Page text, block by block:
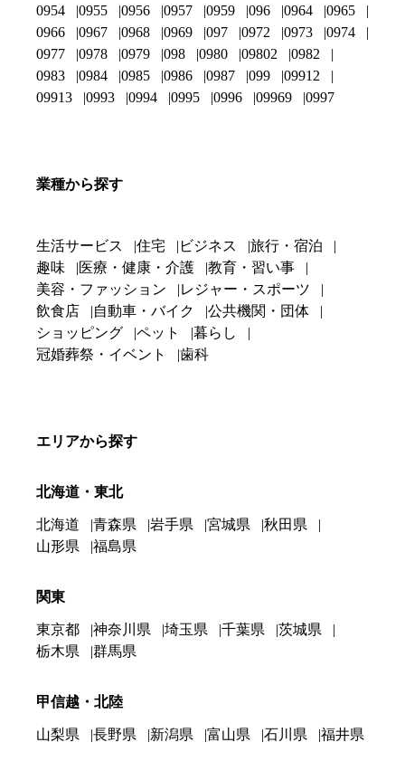
0954
0955 0956 0957 0959 096 0964
0965
0966
0967 0968 0969 097 0972 0973
0974
0977
0978 0979 098 0980 09802
0982
0983
0984 0985 0986 0987 099
09912
09913
0993 0994 0995 0996 09969 0997
業種から探す
生活サービス 住宅 ビジネス
旅行・宿泊
趣味
医療・健康・介護
教育・習い事
美容・ファッション
レジャー・スポーツ
飲食店
自動車・バイク
公共機関・団体
ショッピング
ペット
暮らし
冠婚葬祭・イベント
歯科
エリアから探す
北海道・東北
北海道 青森県 岩手県 宮城県
秋田県
山形県
福島県
関東
東京都 神奈川県 埼玉県 千葉県
茨城県
栃木県
群馬県
甲信越・北陸
山梨県 長野県 新潟県 富山県 石川県 福井県